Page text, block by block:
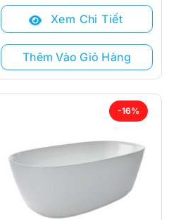
là:
97.500.000 ₫.
tại
76.880.000 ₫.
Xem Chi Tiết
Thêm Vào Giỏ Hàng
-16%